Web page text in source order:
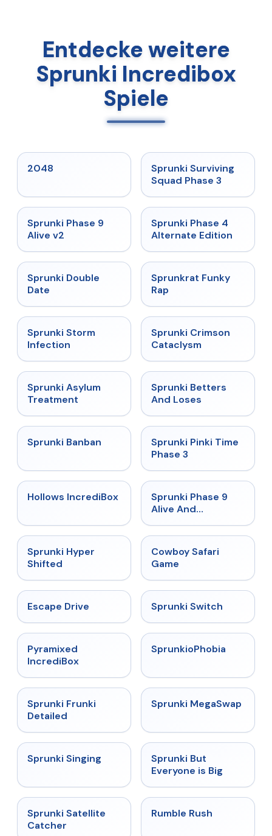
Entdecke weitere
Sprunki Incredibox
Spiele
2048 ★ 4.7
Sprunki Surviving
Squad Phase 3
★
Sprunki Phase 9
Alive v2
★
Sprunki Phase 4
Alternate Edition
★
Sprunki Double
Date
★ 4.7
Sprunkrat Funky
Rap
★
Sprunki Storm
Infection
★ 4.7
Sprunki Crimson
Cataclysm
★
Sprunki Asylum
Treatment
★
Sprunki Betters
And Loses
★
Sprunki Banban ★ 4.9
Sprunki Pinki Time
Phase 3
★ 4.3
Hollows IncrediBox ★
Sprunki Phase 9
Alive And
Sprunki Hyper
Shifted
Cowboy Safari
Game
Escape Drive ★
Sprunki Switch
Pyramixed
IncrediBox
★
SprunkioPhobia
★
Sprunki Frunki
Detailed
★ 4.5
Sprunki MegaSwap
★
Sprunki Singing
Sprunki But
Everyone is Big
★ 4.4
Sprunki Satellite
Catcher
Rumble Rush